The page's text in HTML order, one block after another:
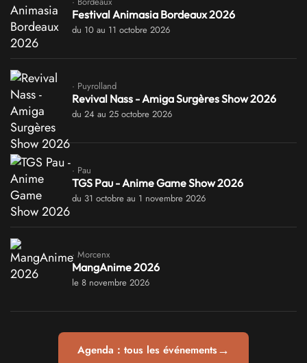
Festival Animasia Bordeaux 2026
du 10 au 11 octobre 2026
· Puyrolland
Revival Nass - Amiga Surgères Show 2026
du 24 au 25 octobre 2026
· Pau
TGS Pau - Anime Game Show 2026
du 31 octobre au 1 novembre 2026
· Morcenx
MangAnime 2026
le 8 novembre 2026
Agenda : tous les événements→